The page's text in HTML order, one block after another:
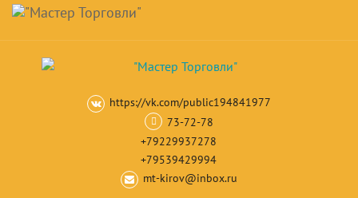
Skip
main
content
Навигация
https://vk.com/public194841977
73-72-78
+79229937278
+79539429994
mt-kirov@inbox.ru
Корзина товар(ов)
Шкафы и скамейки для раздевалок